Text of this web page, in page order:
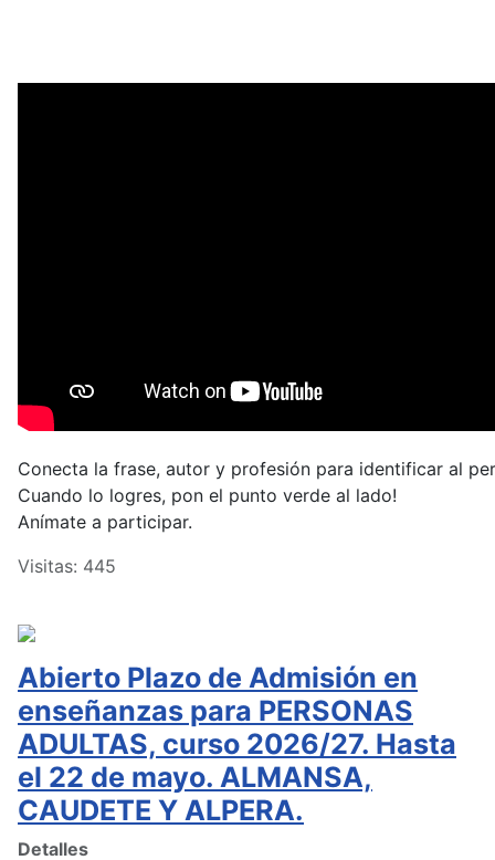
Conecta la frase, autor y profesión para identificar al
Cuando lo logres, pon el punto verde al lado!
Anímate a participar.
Visitas: 445
Abierto Plazo de Admisión en
enseñanzas para PERSONAS
ADULTAS, curso 2026/27. Hasta
el 22 de mayo. ALMANSA,
CAUDETE Y ALPERA.
Detalles